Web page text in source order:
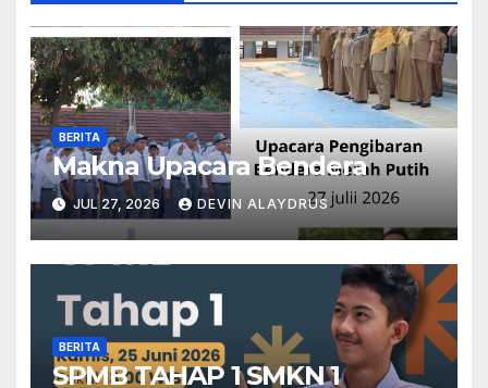
BERITA
Makna Upacara Bendera
JUL 27, 2026 DEVIN ALAYDRUS
BERITA
SPMB TAHAP 1 SMKN 1